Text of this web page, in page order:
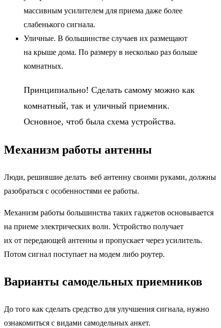
массивным усилителем для приема даже более
слабенького сигнала.
Уличные. В большинстве случаев их размещают
на крыше дома. По размеру в несколько раз больше
комнатных.
Принципиально! Сделать самому можно как
комнатный, так и уличный приемник.
Основное, чтоб была схема устройства.
Механизм работы антенны
Люди, решившие делать веб антенну своими руками, должны
разобраться с особенностями ее работы.
Механизм работы большинства таких гаджетов основывается
на приеме электрических волн. Устройство получает
их от передающей антенны и пропускает через усилитель.
Потом сигнал поступает на модем либо роутер.
Варианты самодельных приемников
До того как сделать средство для улучшения сигнала, нужно
ознакомиться с видами самодельных анкет.